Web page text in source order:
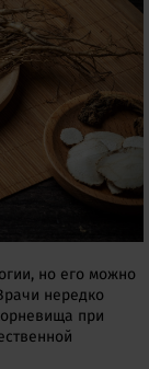
но его можно
нередко
при